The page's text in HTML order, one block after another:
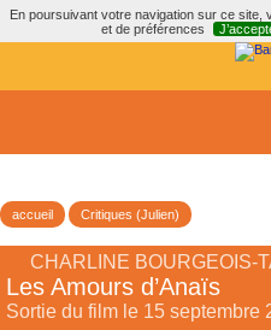
En poursuivant votre navigation sur ce site,
et de préférences
accueil Critiques (Julien)
CHARLINE BOURGEOIS-
Les Amours d’Anaïs
Sortie du film le 15 septembre